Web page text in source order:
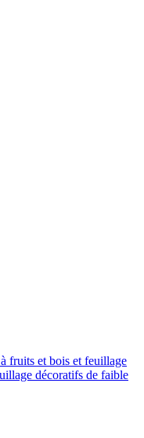
fruits et bois et feuillage
décoratifs de faible